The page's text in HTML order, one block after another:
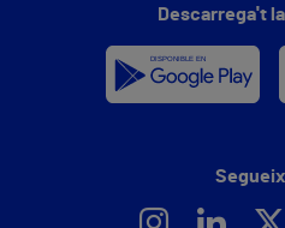
Descarrega't